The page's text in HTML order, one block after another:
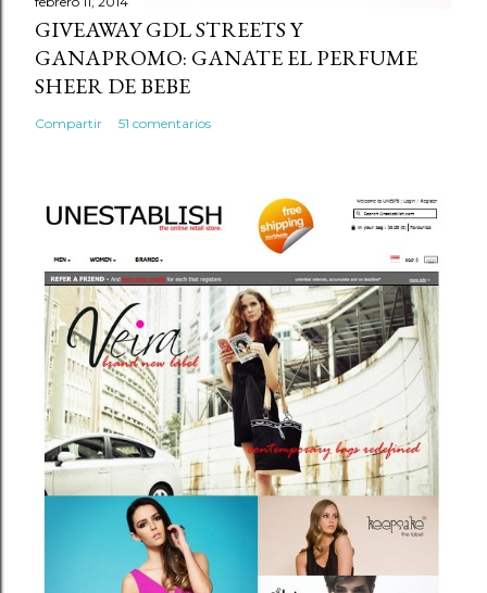
GIVEAWAY GDL STREETS Y
GANAPROMO: GANATE EL PERFUME
SHEER DE BEBE
Compartir 51 comentarios